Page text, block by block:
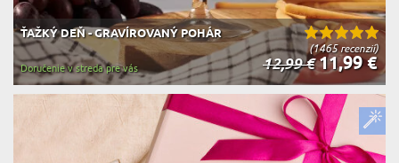
(1465 recenzií)
ŤAŽKÝ DEŇ - GRAVÍROVANÝ POHÁR
12,99 €11,99 €
Doručenie v streda pre vás